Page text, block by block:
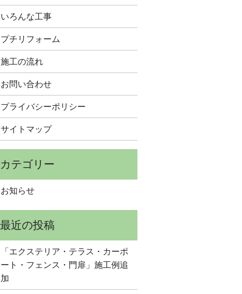
いろんな工事
プチリフォーム
施工の流れ
お問い合わせ
プライバシーポリシー
サイトマップ
お知らせ
「エクステリア・テラス・カーポ
ート・フェンス・門扉」施工例追
加